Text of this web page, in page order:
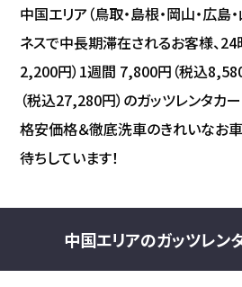
中国エリア（鳥取・島根・岡山・広島
ネスで中長期滞在されるお客様、
2,200円）1週間 7,800円（税込
（税込27,280円）のガッツレンタカ
格安価格＆徹底洗車のきれいなお
待ちしています！
中国エリアのガッツレン